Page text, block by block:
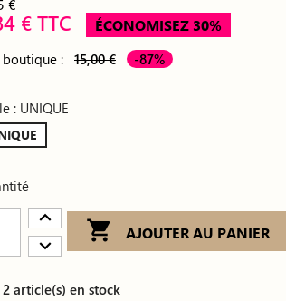
€
€ TTC ÉCONOMISEZ 30%
boutique : 15,00 € -87%
: UNIQUE
 AJOUTER AU PANIER
2 article(s) en stock